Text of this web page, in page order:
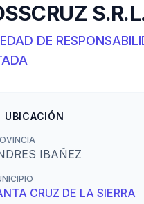
DE
UBICACIÓN
IBAÑEZ
CRUZ DE LA SIERRA